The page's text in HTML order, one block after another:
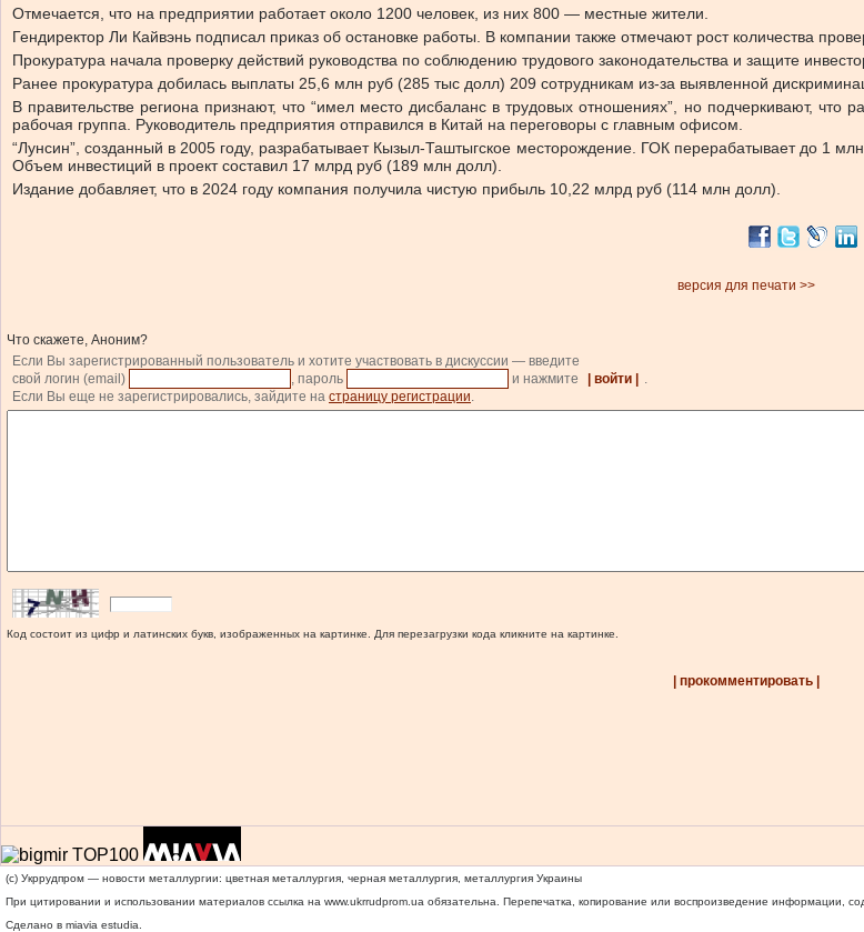
Отмечается, что на предприятии работает около 1200 человек, из них 800 — местные жители.
Гендиректор Ли Кайвэнь подписал приказ об остановке работы. В компании также отмечают рост количества
Прокуратура начала проверку действий руководства по соблюдению трудового законодательства и защите
Ранее прокуратура добилась выплаты 25,6 млн руб (285 тыс долл) 209 сотрудникам из-за выявленной
В правительстве региона признают, что “имел место дисбаланс в трудовых отношениях”, но подчеркивают,
рабочая группа. Руководитель предприятия отправился в Китай на переговоры с главным офисом.
“Лунсин”, созданный в 2005 году, разрабатывает Кызыл-Таштыгское месторождение. ГОК перерабатывает до 1
Объем инвестиций в проект составил 17 млрд руб (189 млн долл).
Издание добавляет, что в 2024 году компания получила чистую прибыль 10,22 млрд руб (114 млн долл).
версия для печати >>
Что скажете, Аноним?
Если Вы зарегистрированный пользователь и хотите участвовать в дискуссии — введите
свой логин (email)
, пароль и нажмите | войти |
.
Если Вы еще не зарегистрировались, зайдите на страницу регистрации.
Код состоит из цифр и латинских букв, изображенных на картинке. Для перезагрузки кода кликните на картинке.
| прокомментировать |
(c) Укррудпром — новости металлургии: цветная металлургия, черная металлургия, металлургия Украины
При цитировании и использовании материалов ссылка на www.ukrrudprom.ua обязательна. Перепечатка, копирование или воспроизведение информации,
Сделано в miavia estudia.